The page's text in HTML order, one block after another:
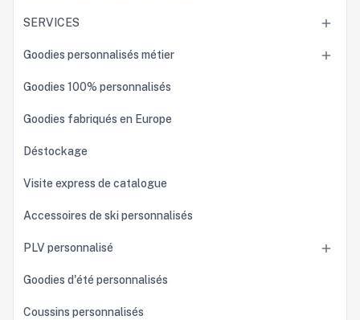
SERVICES 
Goodies personnalisés métier 
Goodies 100% personnalisés
Goodies fabriqués en Europe
Déstockage
Visite express de catalogue
Accessoires de ski personnalisés
PLV personnalisé 
Goodies d'été personnalisés
Coussins personnalisés